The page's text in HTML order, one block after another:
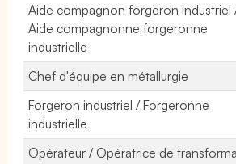
Aide compagnon forgeron industriel
Aide compagnonne forgeronne
industrielle
Chef d'équipe en métallurgie
Forgeron industriel / Forgeronne
industrielle
Opérateur / Opératrice de